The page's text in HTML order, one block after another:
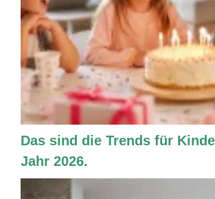
Das sind die Trends für
Jahr 2026.